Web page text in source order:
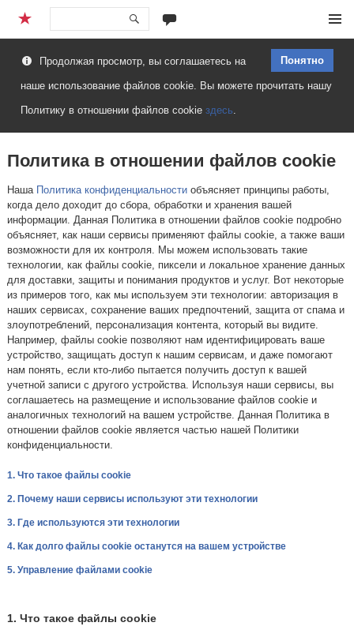
Перейти
содержимому
Понятно
Продолжая просмотр, вы соглашаетесь на
наше использование файлов cookie. Вы можете прочитать нашу
Политику в отношении файлов cookie здесь.
Политика в отношении файлов cookie
Наша Политика конфиденциальностиобъясняет принципы работы,
когда дело доходит до сбора, обработки и хранения вашей
информации. Данная Политика в отношении файлов cookie подробно
объясняет, как наши сервисы применяют файлы cookie, а также ваши
возможности для их контроля. Мы можем использовать такие
технологии, как файлы cookie, пиксели и локальное хранение данных
для доставки, защиты и понимания продуктов и услуг. Вот некоторые
из примеров того, как мы используем эти технологии: авторизация в
наших сервисах, сохранение ваших предпочтений, защита от спама и
злоупотреблений, персонализация контента, который вы видите.
Например, файлы cookie позволяют нам идентифицировать ваше
устройство, защищать доступ к нашим сервисам, и даже помогают
нам понять, если кто-либо пытается получить доступ к вашей
учетной записи с другого устройства. Используя наши сервисы, вы
соглашаетесь на размещение и использование файлов cookie и
аналогичных технологий на вашем устройстве. Данная Политика в
отношении файлов cookie является частью нашей Политики
конфиденциальности.
1. Что такое файлы cookie
2. Почему наши сервисы используют эти технологии
3. Где используются эти технологии
4. Как долго файлы cookie останутся на вашем устройстве
5. Управление файлами cookie
1. Что такое файлы cookie